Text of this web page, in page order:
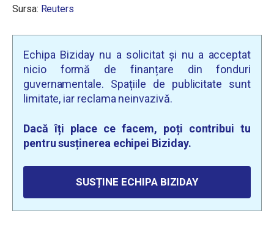
Sursa: Reuters
Echipa Biziday nu a solicitat și nu a acceptat
nicio formă de finanțare din fonduri
guvernamentale. Spațiile de publicitate sunt
limitate, iar reclama neinvazivă.
Dacă îți place ce facem, poți contribui tu
pentru susținerea echipei Biziday.
SUSȚINE ECHIPA BIZIDAY